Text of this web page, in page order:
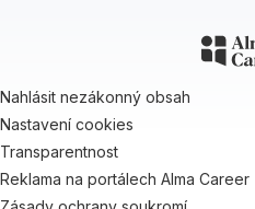
Nahlásit nezákonný obsah
Nastavení cookies
Transparentnost
Reklama na portálech Alma Career